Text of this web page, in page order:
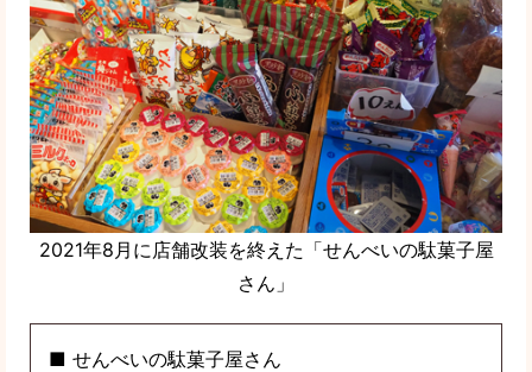
2021年8月に店舗改装を終えた「せんべいの駄菓子屋
さん」
■ せんべいの駄菓子屋さん